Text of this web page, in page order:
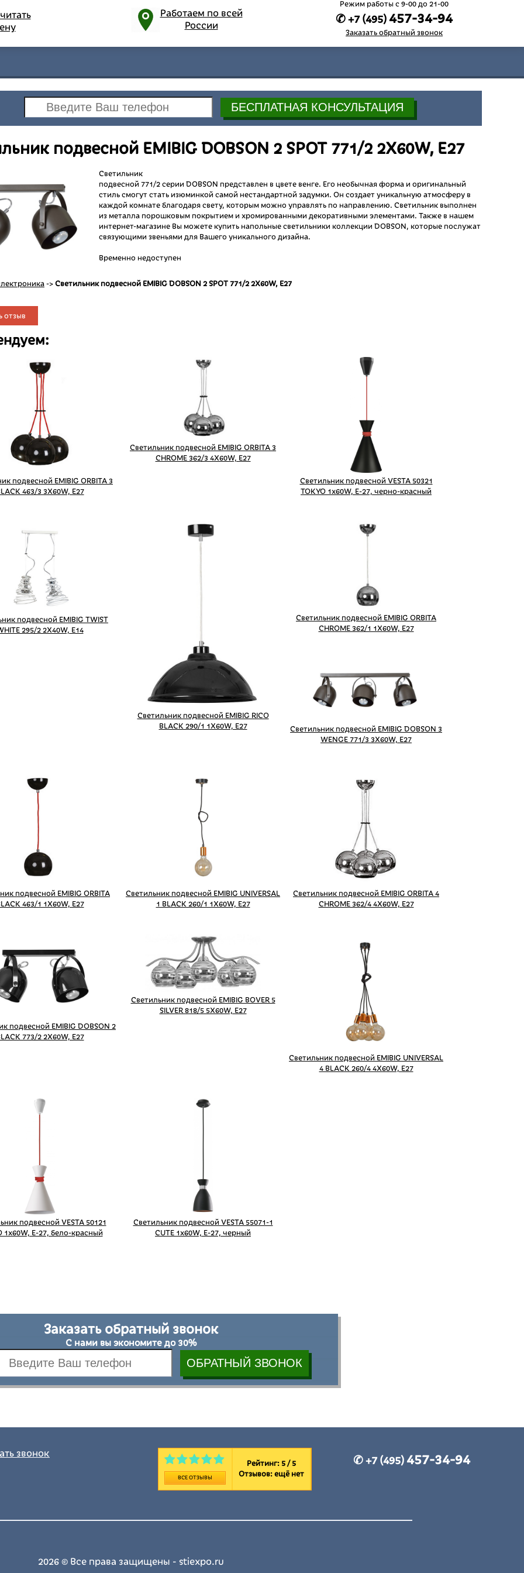
Работаем по всей
России
Режим работы c 9-00 до 21-00
✆ +7 (495) 457-34-94
Заказать обратный звонок
подвесной EMIBIG DOBSON 2 SPOT 771/2 2X60W, E27
Светильник
подвесной 771/2 серии DOBSON представлен в цвете венге. Его необычная форма и оригинальный
стиль смогут стать изюминкой самой нестандартной задумки. Он создает уникальную атмосферу в
каждой комнате благодаря свету, которым можно управлять по направлению. Светильник выполнен
из металла порошковым покрытием и хромированными декоративными элементами. Также в нашем
интернет-магазине Вы можете купить напольные светильники коллекции DOBSON, которые послужат
связующими звеньями для Вашего уникального дизайна.
Временно недоступен
-> Светильник подвесной EMIBIG DOBSON 2 SPOT 771/2 2X60W, E27
отзыв
подвесной EMIBIG ORBITA 3
463/3 3X60W, E27
Светильник подвесной EMIBIG ORBITA 3
CHROME 362/3 4X60W, E27
Светильник подвесной VESTA 50321
TOKYO 1x60W, Е-27, черно-красный
подвесной EMIBIG TWIST
295/2 2X40W, Е14
Светильник подвесной EMIBIG RICO
BLACK 290/1 1X60W, E27
Светильник подвесной EMIBIG ORBITA
CHROME 362/1 1X60W, E27
Светильник подвесной EMIBIG DOBSON 3
WENGE 771/3 3X60W, E27
подвесной EMIBIG ORBITA
463/1 1X60W, E27
Светильник подвесной EMIBIG UNIVERSAL
1 BLACK 260/1 1X60W, E27
Светильник подвесной EMIBIG ORBITA 4
CHROME 362/4 4X60W, E27
подвесной EMIBIG DOBSON 2
773/2 2X60W, E27
Светильник подвесной EMIBIG BOVER 5
SILVER 818/5 5X60W, E27
Светильник подвесной EMIBIG UNIVERSAL
4 BLACK 260/4 4X60W, E27
подвесной VESTA 50121
1x60W, Е-27, бело-красный
Светильник подвесной VESTA 55071-1
CUTE 1x60W, Е-27, черный
Заказать обратный звонок
С нами вы экономите до 30%
звонок
ВСЕ ОТЗЫВЫ
Рейтинг: 5 / 5
Отзывов: ещё нет
✆ +7 (495) 457-34-94
2026 © Все права защищены - stiexpo.ru